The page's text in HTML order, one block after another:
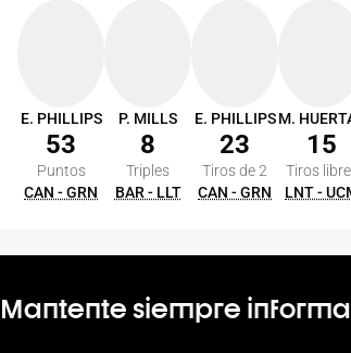
E. PHILLIPS
53
Puntos
CAN - GRN
P. MILLS
8
Triples
BAR - LLT
E. PHILLIPS
23
Tiros de 2
CAN - GRN
M.
15
Tiros
LNT -
Mantente siempre